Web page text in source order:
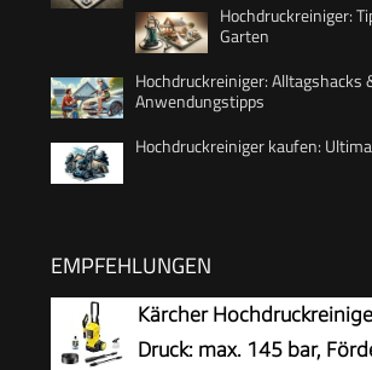
Hochdruckreiniger:
Garten
Hochdruckreiniger: Alltagshacks
Anwendungstipps
Hochdruckreiniger kaufen:
EMPFEHLUNGEN
Kärcher
Druck: max. 145 bar,